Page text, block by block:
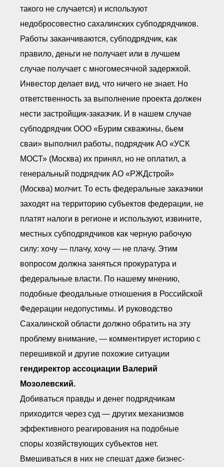
такого не случается) и используют
недобросовестно сахалинских субподрядчиков.
Работы заканчиваются, субподрядчик, как
правило, деньги не получает или в лучшем
случае получает с многомесячной задержкой.
Инвестор делает вид, что ничего не знает. Но
ответственность за выполнение проекта должен
нести застройщик-заказчик. И в нашем случае
субподрядчик ООО «Бурим скважины, бьем
сваи» выполнил работы, подрядчик АО «УСК
МОСТ» (Москва) их принял, но не оплатил, а
генеральный подрядчик АО «РЖДстрой»
(Москва) молчит. То есть федеральные заказчики
заходят на территорию субъектов федерации, не
платят налоги в регионе и используют, извините,
местных субподрядчиков как черную рабочую
силу: хочу — плачу, хочу — не плачу. Этим
вопросом должна заняться прокуратура и
федеральные власти. По нашему мнению,
подобные феодальные отношения в Российской
Федерации недопустимы. И руководство
Сахалинской области должно обратить на эту
проблему внимание, — комментирует историю с
перешивкой и другие похожие ситуации
гендиректор ассоциации Валерий
Мозолевский.
Добиваться правды и денег подрядчикам
приходится через суд — других механизмов
эффективного реагирования на подобные
споры хозяйствующих субъектов нет.
Вмешиваться в них не спешат даже бизнес-